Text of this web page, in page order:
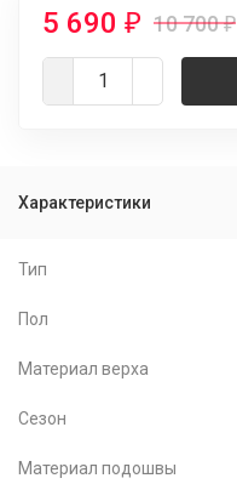
5 690 ₽ 10 700₽
Характеристики
Тип
Пол
Материал верха
Сезон
Материал подошвы